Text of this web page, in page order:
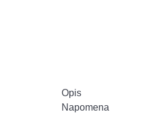
Opis
Napomena